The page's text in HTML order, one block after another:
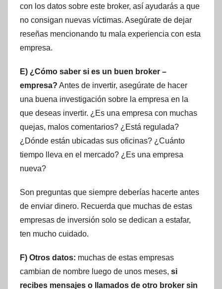
con los datos sobre este broker, así ayudarás a que
no consigan nuevas víctimas. Asegúrate de dejar
reseñas mencionando tu mala experiencia con esta
empresa.
E) ¿Cómo saber si es un buen broker –
empresa? Antes de invertir, asegúrate de hacer
una buena investigación sobre la empresa en la
que deseas invertir. ¿Es una empresa con muchas
quejas, malos comentarios? ¿Está regulada?
¿Dónde están ubicadas sus oficinas? ¿Cuánto
tiempo lleva en el mercado? ¿Es una empresa
nueva?
Son preguntas que siempre deberías hacerte antes
de enviar dinero. Recuerda que muchas de estas
empresas de inversión solo se dedican a estafar,
ten mucho cuidado.
F) Otros datos: muchas de estas empresas
cambian de nombre luego de unos meses, si
recibes mensajes o llamados de otro broker sin